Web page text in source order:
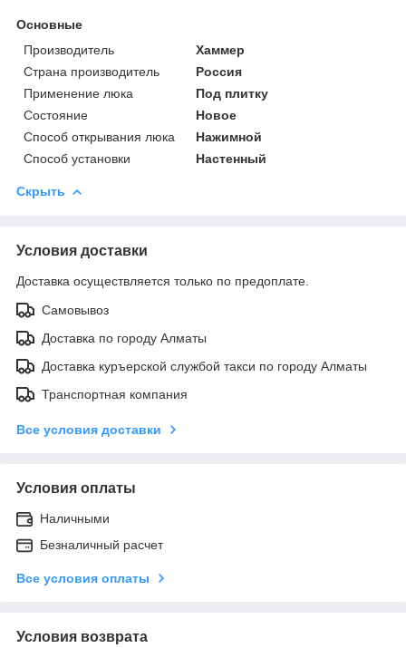
Основные
Производитель
Хаммер
Страна производитель
Россия
Применение люка
Под плитку
Состояние
Новое
Способ открывания люка
Нажимной
Способ установки
Настенный
Скрыть
Условия доставки
Доставка осуществляется только по предоплате.
Самовывоз
Доставка по городу Алматы
Доставка куръерской службой такси по городу Алматы
Транспортная компания
Все условия доставки
Условия оплаты
Наличными
Безналичный расчет
Все условия оплаты
Условия возврата